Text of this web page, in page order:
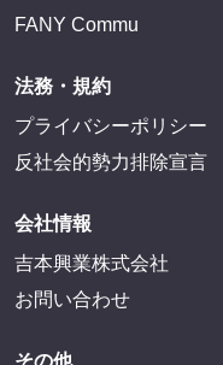
FANY Commu
法務・規約
プライバシーポリシー
反社会的勢力排除宣言
会社情報
吉本興業株式会社
お問い合わせ
その他